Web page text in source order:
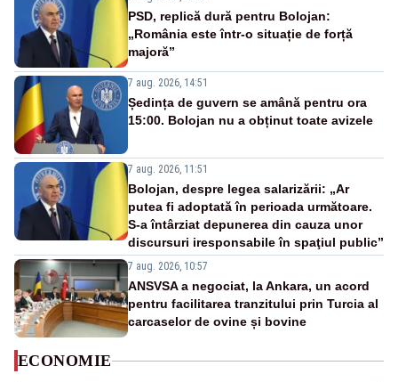
PSD, replică dură pentru Bolojan:
„România este într-o situație de forță
majoră”
7 aug. 2026, 14:51
Ședința de guvern se amână pentru ora
15:00. Bolojan nu a obținut toate avizele
7 aug. 2026, 11:51
Bolojan, despre legea salarizării: „Ar
putea fi adoptată în perioada următoare.
S-a întârziat depunerea din cauza unor
discursuri iresponsabile în spaţiul public”
7 aug. 2026, 10:57
ANSVSA a negociat, la Ankara, un acord
pentru facilitarea tranzitului prin Turcia al
carcaselor de ovine și bovine
ECONOMIE